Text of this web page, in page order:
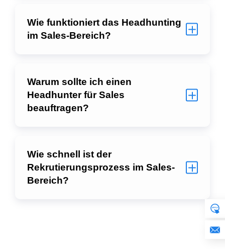
Wie funktioniert das Headhunting
im Sales-Bereich?
Warum sollte ich einen
Headhunter für Sales
beauftragen?
Wie schnell ist der
Rekrutierungsprozess im Sales-
Bereich?